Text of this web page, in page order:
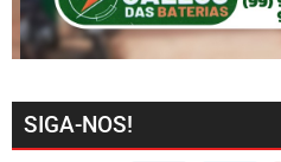
SIGA-NOS!